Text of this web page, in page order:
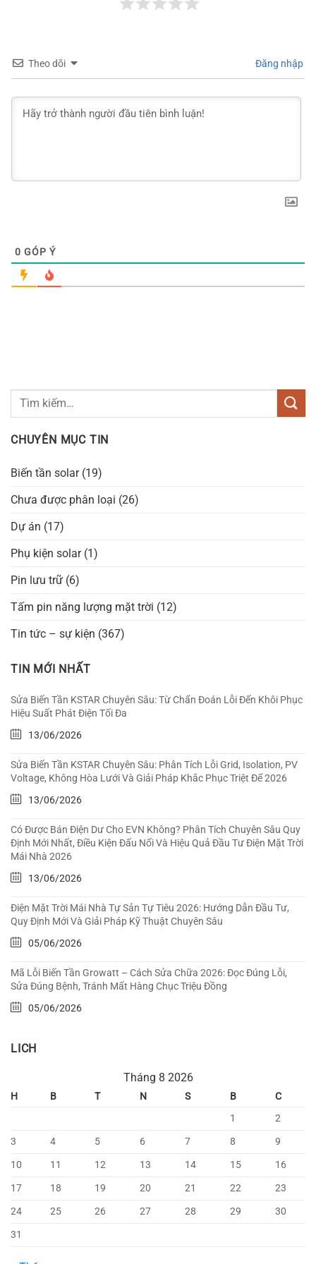
Theo dõi Đăng nhập
0 GÓP Ý
CHUYÊN MỤC TIN
Biến tần solar(19)
Chưa được phân loại (26)
Dự án (17)
Phụ kiện solar(1)
Pin lưu trữ (6)
Tấm pin năng lượng mặt trời (12)
Tin tức – sự kiện (367)
TIN MỚI NHẤT
Sửa Biến Tần KSTAR Chuyên Sâu: Từ Chẩn Đoán Lỗi Đến Khôi Phục
Hiệu Suất Phát Điện Tối Đa
13/06/2026
Sửa Biến Tần KSTAR Chuyên Sâu: Phân Tích Lỗi Grid, Isolation, PV
Voltage, Không Hòa Lưới Và Giải Pháp Khắc Phục Triệt Để 2026
13/06/2026
Có Được Bán Điện Dư Cho EVN Không? Phân Tích Chuyên Sâu Quy
Định Mới Nhất, Điều Kiện Đấu Nối Và Hiệu Quả Đầu Tư Điện Mặt Trời
Mái Nhà 2026
13/06/2026
Điện Mặt Trời Mái Nhà Tự Sản Tự Tiêu 2026: Hướng Dẫn Đầu Tư,
Quy Định Mới Và Giải Pháp Kỹ Thuật Chuyên Sâu
05/06/2026
Mã Lỗi Biến Tần Growatt – Cách Sửa Chữa 2026: Đọc Đúng Lỗi,
Sửa Đúng Bệnh, Tránh Mất Hàng Chục Triệu Đồng
05/06/2026
LICH
Tháng 8 2026
H B T N S B
C
1
2
3
4 5 6 7 8
9
10
11 12 13 14 15
16
17
18 19 20 21 22
23
24
25 26 27 28 29
30
31